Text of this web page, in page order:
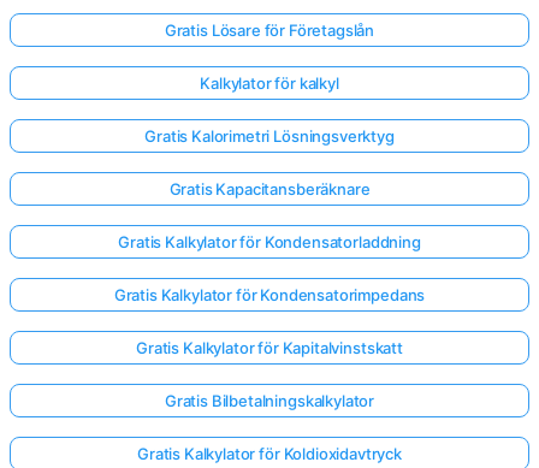
Gratis Lösare för Företagslån
Kalkylator för kalkyl
Gratis Kalorimetri Lösningsverktyg
Gratis Kapacitansberäknare
Gratis Kalkylator för Kondensatorladdning
Gratis Kalkylator för Kondensatorimpedans
Gratis Kalkylator för Kapitalvinstskatt
Gratis Bilbetalningskalkylator
Gratis Kalkylator för Koldioxidavtryck